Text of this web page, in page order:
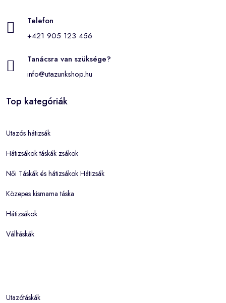
Telefon
+421 905 123 456
Tanácsra van szüksége?
info@utazunkshop.hu
Top kategóriák
Utazós hátizsák
Hátizsákok táskák zsákok
Női Táskák és hátizsákok Hátizsák
Közepes kismama táska
Hátizsákok
Válltáskák
Utazótáskák